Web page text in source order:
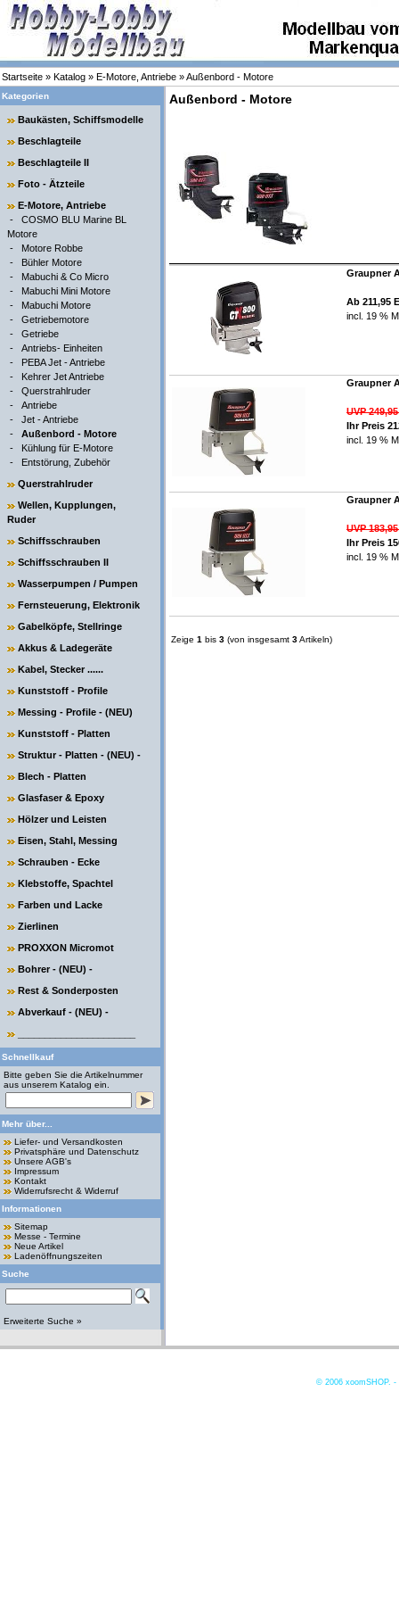
Startseite » Katalog » E-Motore, Antriebe »Außenbord - Motore
Kategorien
Baukästen, Schiffsmodelle
Beschlagteile
Beschlagteile II
Foto - Ätzteile
E-Motore, Antriebe
- COSMO BLU Marine BL
Motore
- Motore Robbe
- Bühler Motore
- Mabuchi & Co Micro
- Mabuchi Mini Motore
- Mabuchi Motore
- Getriebemotore
- Getriebe
- Antriebs- Einheiten
- PEBA Jet - Antriebe
- Kehrer Jet Antriebe
- Querstrahlruder
- Antriebe
- Jet - Antriebe
- Außenbord - Motore
- Kühlung für E-Motore
- Entstörung, Zubehör
Querstrahlruder
Wellen, Kupplungen,
Ruder
Schiffsschrauben
Schiffsschrauben II
Wasserpumpen / Pumpen
Fernsteuerung, Elektronik
Gabelköpfe, Stellringe
Akkus & Ladegeräte
Kabel, Stecker ......
Kunststoff - Profile
Messing - Profile - (NEU)
Kunststoff - Platten
Struktur - Platten - (NEU) -
Blech - Platten
Glasfaser & Epoxy
Hölzer und Leisten
Eisen, Stahl, Messing
Schrauben - Ecke
Klebstoffe, Spachtel
Farben und Lacke
Zierlinen
PROXXON Micromot
Bohrer - (NEU) -
Rest & Sonderposten
Abverkauf - (NEU) -
Schnellkauf
Bitte geben Sie die Artikelnummer
aus unserem Katalog ein.
Mehr über...
Liefer- und Versandkosten
Privatsphäre und Datenschutz
Unsere AGB's
Impressum
Kontakt
Widerrufsrecht & Widerruf
Informationen
Sitemap
Messe - Termine
Neue Artikel
Ladenöffnungszeiten
Suche
Erweiterte Suche »
Außenbord - Motore
Graupner
Ab 211,95
incl. 19 %
Graupner
UVP
Ihr Preis
incl. 19 %
Graupner
UVP
Ihr Preis
incl. 19 %
Zeige 1 bis 3 (von insgesamt 3Artikeln)
© 2006 xoomSHOP. -